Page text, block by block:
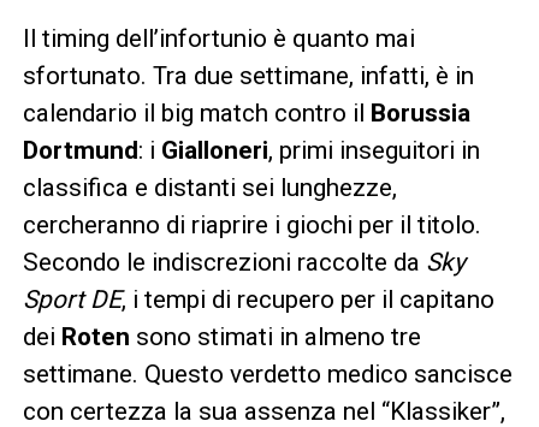
Il timing dell’infortunio è quanto mai
sfortunato. Tra due settimane, infatti, è in
calendario il big match contro il Borussia
Dortmund: i Gialloneri, primi inseguitori in
classifica e distanti sei lunghezze,
cercheranno di riaprire i giochi per il titolo.
Secondo le indiscrezioni raccolte da Sky
Sport DE, i tempi di recupero per il capitano
dei Roten sono stimati in almeno tre
settimane. Questo verdetto medico sancisce
con certezza la sua assenza nel “Klassiker”,